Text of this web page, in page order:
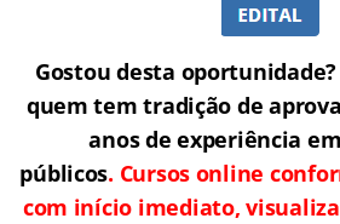
Gostou desta
quem tem tradição de
anos de experiência
públicos. Cursos online
com início imediato,